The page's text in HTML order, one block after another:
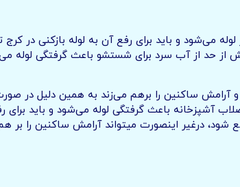
می‌شود و باید برای رفع آن به لوله بازکنی در
از حد از آب سرد برای شستشو باعث گرفتگی لوله
آرامش ساکنین را برهم می‌زند به همین دلیل در
آشپزخانه باعث گرفتگی لوله می‌شود و باید
شود، درغیر اینصورت میتواند آرامش ساکنین را